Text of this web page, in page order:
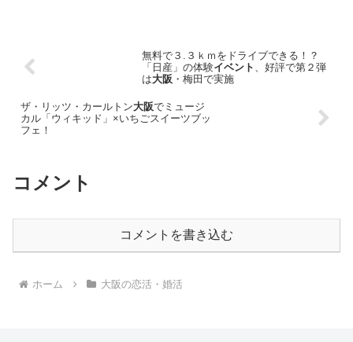
無料で３.３ｋｍをドライブできる！？
「日産」の体験イベント
、好評で第２弾
は大阪 ・梅田で実施
ザ・リッツ・カールトン大阪でミュージ
カル「ウィキッド」×いちごスイーツブッ
フェ！
コメント
コメントを書き込む
ホーム 大阪の恋活・婚活